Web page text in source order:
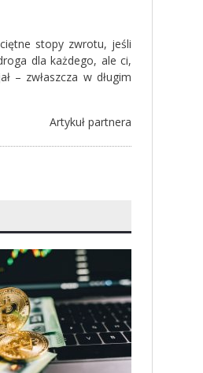
stopy zwrotu, jeśli
dla każdego, ale ci,
– zwłaszcza w długim
Artykuł partnera